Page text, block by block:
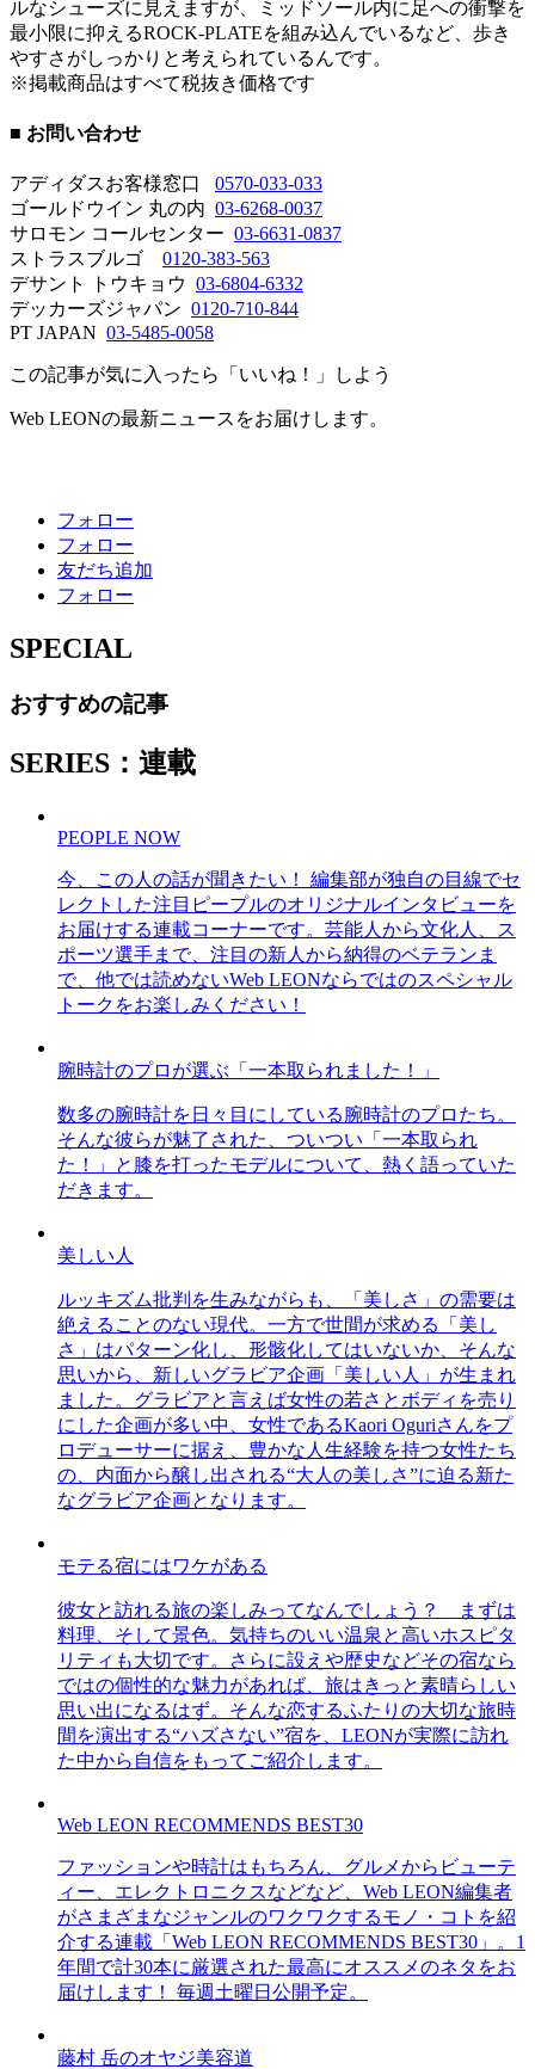
ルなシューズに見えますが、ミッドソール内に足への衝撃を
最小限に抑えるROCK-PLATEを組み込んでいるなど、歩き
やすさがしっかりと考えられているんです。
※掲載商品はすべて税抜き価格です
■ お問い合わせ
アディダスお客様窓口 0570-033-033
ゴールドウイン 丸の内 03-6268-0037
サロモン コールセンター 03-6631-0837
ストラスブルゴ 0120-383-563
デサント トウキョウ 03-6804-6332
デッカーズジャパン 0120-710-844
PT JAPAN 03-5485-0058
この記事が気に入ったら「いいね！」しよう
Web LEONの最新ニュースをお届けします。
フォロー
フォロー
友だち追加
フォロー
SPECIAL
おすすめの記事
SERIES：連載
PEOPLE NOW
今、この人の話が聞きたい！ 編集部が独自の目線でセ
レクトした注目ピープルのオリジナルインタビューを
お届けする連載コーナーです。芸能人から文化人、ス
ポーツ選手まで、注目の新人から納得のベテランま
で、他では読めないWeb LEONならではのスペシャル
トークをお楽しみください！
腕時計のプロが選ぶ「一本取られました！」
数多の腕時計を日々目にしている腕時計のプロたち。
そんな彼らが魅了された、ついつい「一本取られ
た！」と膝を打ったモデルについて、熱く語っていた
だきます。
美しい人
ルッキズム批判を生みながらも、「美しさ」の需要は
絶えることのない現代。一方で世間が求める「美し
さ」はパターン化し、形骸化してはいないか、そんな
思いから、新しいグラビア企画「美しい人」が生まれ
ました。グラビアと言えば女性の若さとボディを売り
にした企画が多い中、女性であるKaori Oguriさんをプ
ロデューサーに据え、豊かな人生経験を持つ女性たち
の、内面から醸し出される“大人の美しさ”に迫る新た
なグラビア企画となります。
モテる宿にはワケがある
彼女と訪れる旅の楽しみってなんでしょう？ まずは
料理、そして景色。気持ちのいい温泉と高いホスピタ
リティも大切です。さらに設えや歴史などその宿なら
ではの個性的な魅力があれば、旅はきっと素晴らしい
思い出になるはず。そんな恋するふたりの大切な旅時
間を演出する“ハズさない”宿を、LEONが実際に訪れ
た中から自信をもってご紹介します。
Web LEON RECOMMENDS BEST30
ファッションや時計はもちろん、グルメからビューテ
ィー、エレクトロニクスなどなど、Web LEON編集者
がさまざまなジャンルのワクワクするモノ・コトを紹
介する連載「Web LEON RECOMMENDS BEST30」。1
年間で計30本に厳選された最高にオススメのネタをお
届けします！ 毎週土曜日公開予定。
藤村 岳のオヤジ美容道